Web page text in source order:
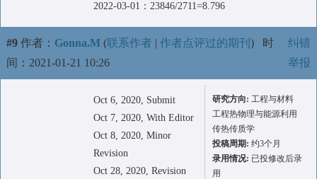
2022-03-01：23846/2711=8.796
#9 作者： Gonna.M (联系作者 | 作者点评过的期刊 ) 时
间：2021-01-21 10:26
纠错
举报
Oct 6, 2020, Submit
Oct 7, 2020, With Editor
Oct 8, 2020, Minor
Revision
Oct 28, 2020, Revision
研究方向: 工程与材料
工程热物理与能源利用
传热传质学
投稿周期: 约3个月
录用情况: 已投修改后录
用